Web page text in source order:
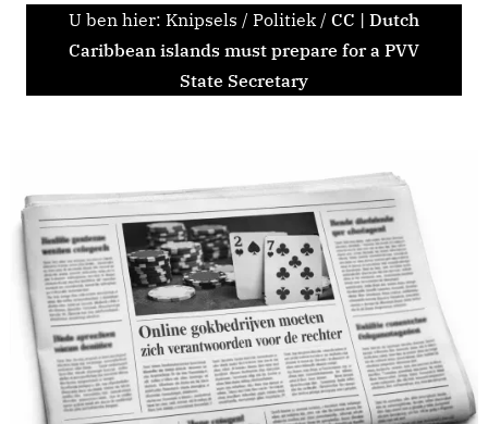
U ben hier: Knipsels / Politiek / CC | Dutch
Caribbean islands must prepare for a PVV
State Secretary